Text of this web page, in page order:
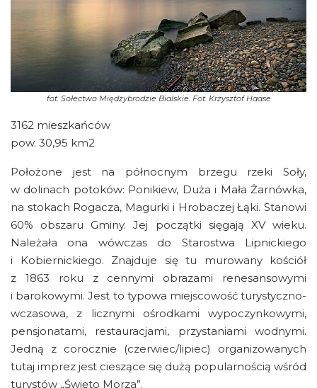
fot.Sołectwo Międzybrodzie Bialskie. Fot. Krzysztof Haase
3162 mieszkańców
pow. 30,95 km2
Położone jest na północnym brzegu rzeki Soły,
w dolinach potoków: Ponikiew, Duża i Mała Żarnówka,
na stokach Rogacza, Magurki i Hrobaczej Łąki. Stanowi
60% obszaru Gminy. Jej początki sięgają XV wieku.
Należała ona wówczas do Starostwa Lipnickiego
i Kobiernickiego. Znajduje się tu murowany kościół
z 1863 roku z cennymi obrazami renesansowymi
i barokowymi. Jest to typowa miejscowość turystyczno-
wczasowa, z licznymi ośrodkami wypoczynkowymi,
pensjonatami, restauracjami, przystaniami wodnymi.
Jedną z corocznie (czerwiec/lipiec) organizowanych
tutaj imprez jest cieszące się dużą popularnością wśród
turystów „Święto Morza”.